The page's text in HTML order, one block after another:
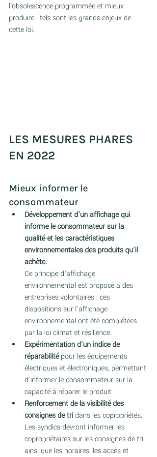
l'obsolescence programmée et mieux
produire : tels sont les grands enjeux de
cette loi.
LES MESURES PHARES
EN 2022
Mieux informer le
consommateur
Développement d’un affichage qui
informe le consommateur sur la
qualité et les caractéristiques
environnementales des produits qu’il
achète.
Ce principe d'affichage
environnemental est proposé à des
entreprises volontaires ; ces
dispositions sur l'affichage
environnemental ont été complétées
par la loi climat et résilience.
Expérimentation d’un indice de
réparabilité pour les équipements
électriques et électroniques, permettant
d'informer le consommateur sur la
capacité à réparer le produit.
Renforcement de la visibilité des
consignes de tri dans les copropriétés.
Les syndics devront informer les
copropriétaires sur les consignes de tri,
ainsi que les horaires, les accès et